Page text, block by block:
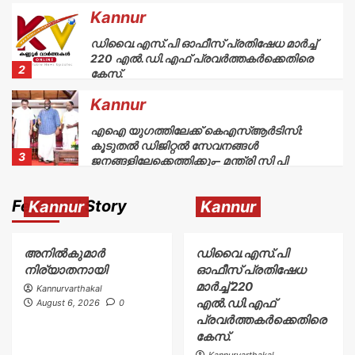
2
Kannur
ഡിവൈ.എസ്.പി ഓഫീസ് പ്രതിഷേധ മാർച്ച്
220 എൽ.ഡി.എഫ് പ്രവർത്തകർക്കെതിരെ
കേസ്.
3
Kannur
എഐ യുഗത്തിലേക്ക് കെഎസ്ആർടിസി:
കൂടുതൽ ഡിജിറ്റൽ സേവനങ്ങൾ
ജനങ്ങളിലേക്കെത്തിക്കും– മന്ത്രി സി പി
Kannur
Kannur
30 ലക്ഷത്തിൻ്റെ സിഗരറ്റ് മോഷണം പ്രതി
Featured Story
Kannur
അനിൽകുമാർ
നിര്യാതനായി
Kannurvarthakal
August 6, 2026
0
Kannur
ഡിവൈ.എസ്.പി
ഓഫീസ് പ്രതിഷേധ
മാർച്ച് 220
എൽ.ഡി.എഫ്
പ്രവർത്തകർക്കെതിരെ
കേസ്.